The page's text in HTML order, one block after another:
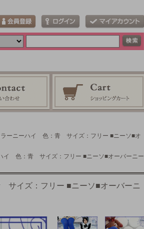
ーニーハイ 色：青 サイズ：フリー ■ニーソ■オ
イ 色：青 サイズ：フリー ■ニーソ■オーバーニー
イズ：フリー ■ニーソ■オーバーニ